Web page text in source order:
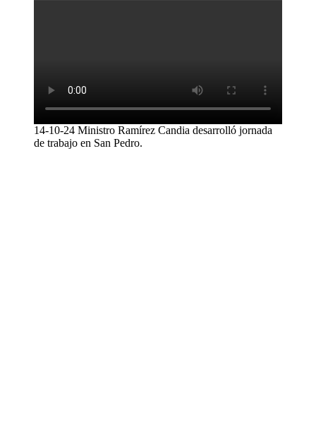
14-10-24 Ministro Ramírez Candia desarrolló jornada
de trabajo en San Pedro.